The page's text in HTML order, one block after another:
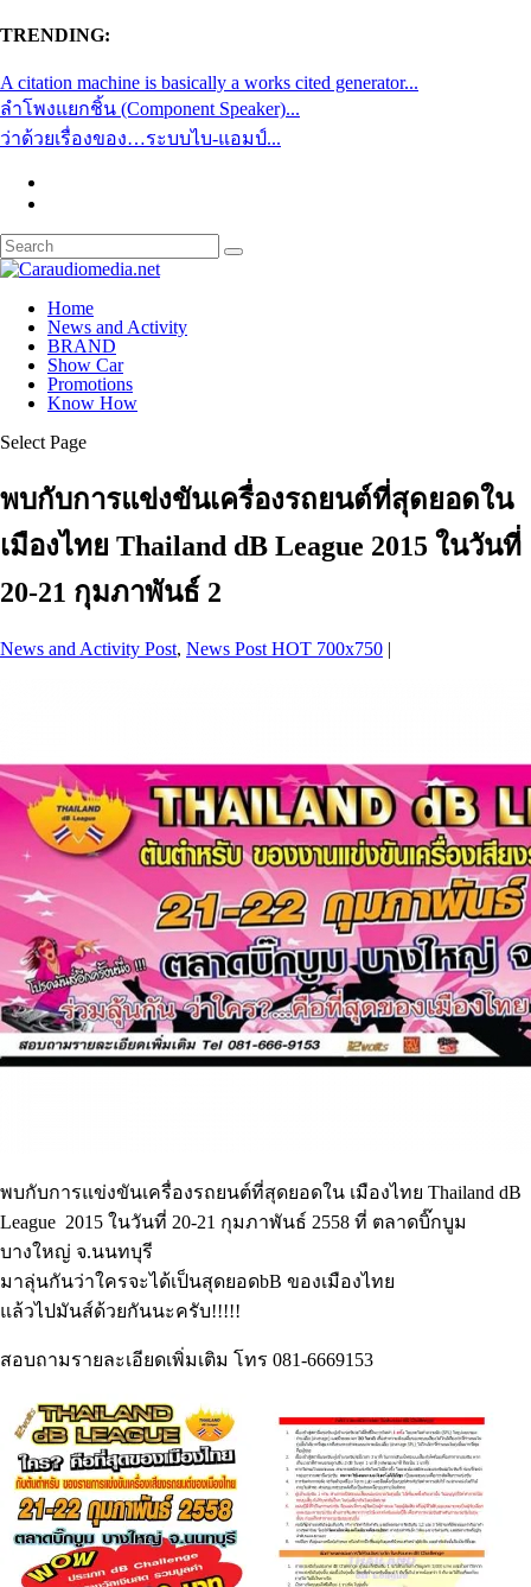
TRENDING:
A citation machine is basically a works cited generator...
ลำโพงแยกชิ้น (Component Speaker)...
ว่าด้วยเรื่องของ…ระบบไบ-แอมป์...
Home
News and Activity
BRAND
Show Car
Promotions
Know How
Select Page
พบกับการแข่งขันเครื่องรถยนต์ที่สุดยอดใน
เมืองไทย Thailand dB League 2015 ในวันที่
20-21 กุมภาพันธ์ 2
News and Activity Post, News Post HOT 700x750 |
พบกับการแข่งขันเครื่องรถยนต์ที่สุดยอดใน เมืองไทย Thailand dB
League 2015 ในวันที่ 20-21 กุมภาพันธ์ 2558 ที่ ตลาดบิ๊กบูม
บางใหญ่ จ.นนทบุรี
มาลุ่นกันว่าใครจะได้เป็นสุดยอดbB ของเมืองไทย
แล้วไปมันส์ด้วยกันนะครับ!!!!!
สอบถามรายละเอียดเพิ่มเติม โทร 081-6669153